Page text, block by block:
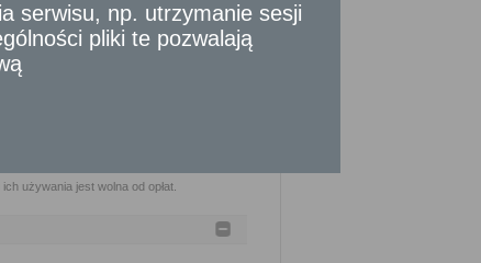
używania jest wolna od opłat.
serwisu, np. utrzymanie sesji
pliki te pozwalają